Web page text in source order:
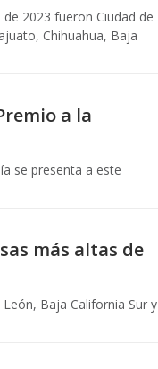
2023 fueron Ciudad de
Chihuahua, Baja
a la
se presenta a este
más altas de
Baja California Sur y